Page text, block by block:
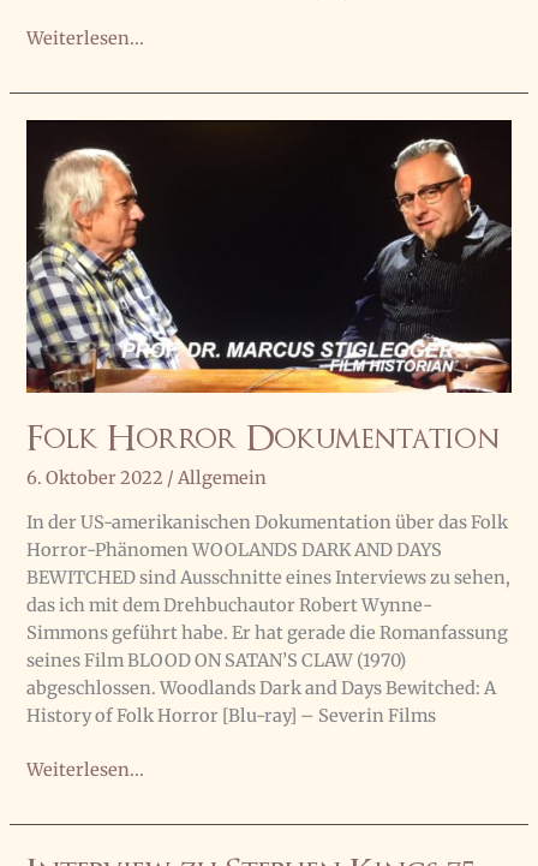
Montage
Waffe
Weiterlesen...
Folk Horror Dokumentation
6. Oktober 2022 /Allgemein
In der US-amerikanischen Dokumentation über das Folk
Horror-Phänomen WOOLANDS DARK AND DAYS
BEWITCHED sind Ausschnitte eines Interviews zu sehen,
das ich mit dem Drehbuchautor Robert Wynne-
Simmons geführt habe. Er hat gerade die Romanfassung
seines Film BLOOD ON SATAN’S CLAW (1970)
abgeschlossen. Woodlands Dark and Days Bewitched: A
History of Folk Horror [Blu-ray] – Severin Films
Folk
Dokumentation
Weiterlesen...